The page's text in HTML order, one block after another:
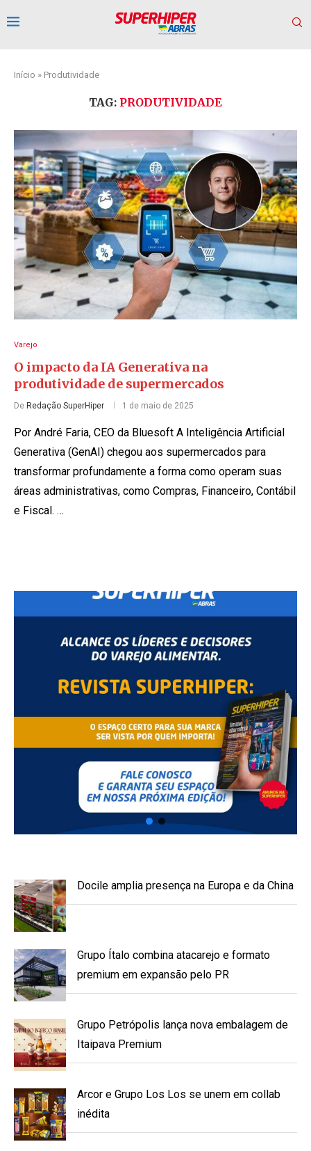
Início » Produtividade
TAG: PRODUTIVIDADE
Varejo
O impacto da IA Generativa na
produtividade de supermercados
De Redação SuperHiper 1 de maio de 2025
Por André Faria, CEO da Bluesoft A Inteligência Artificial
Generativa (GenAI) chegou aos supermercados para
transformar profundamente a forma como operam suas
áreas administrativas, como Compras, Financeiro, Contábil
e Fiscal. …
Docile amplia presença na Europa e da China
Grupo Ítalo combina atacarejo e formato
premium em expansão pelo PR
Grupo Petrópolis lança nova embalagem de
Itaipava Premium
Arcor e Grupo Los Los se unem em collab
inédita